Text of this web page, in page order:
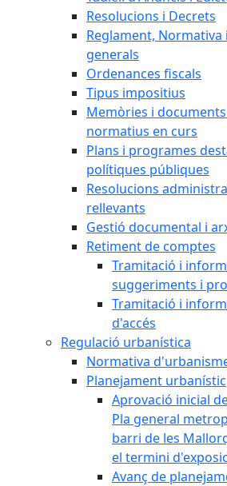
Resolucions i Decrets
Reglament, Normativa
generals
Ordenances fiscals
Tipus impositius
Memòries i
normatius en curs
Plans i programes
polítiques públiques
Resolucions
rellevants
Gestió documental i
Retiment de comptes
Tramitació i
suggeriments i
Tramitació i
d'accés
Regulació urbanística
Normativa
Planejament urbanístic
Aprovació inicial
Pla general
barri de les
el termini
Avanç de